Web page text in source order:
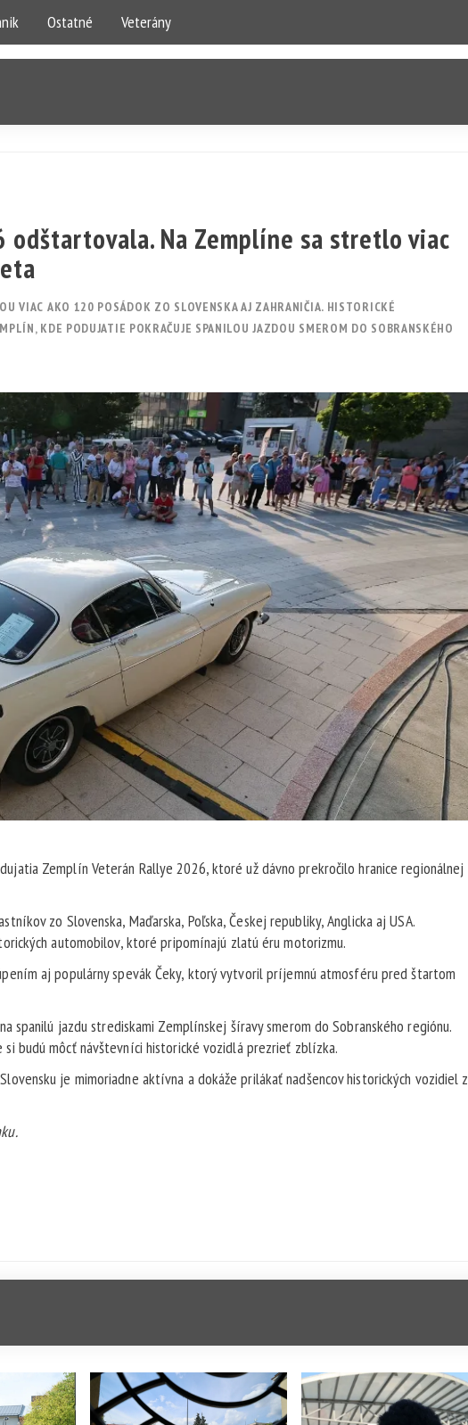
Ostatné Veterány
Na Zemplíne sa stretlo viac
VIAC AKO 120 POSÁDOK ZO SLOVENSKA AJ ZAHRANIČIA. HISTORICKÉ
KDE PODUJATIE POKRAČUJE SPANILOU JAZDOU SMEROM DO SOBRANSKÉHO
Zemplín Veterán Rallye 2026, ktoré už dávno prekročilo hranice regionálnej
zo Slovenska, Maďarska, Poľska, Českej republiky, Anglicka aj USA.
automobilov, ktoré pripomínajú zlatú éru motorizmu.
aj populárny spevák Čeky, ktorý vytvoril príjemnú atmosféru pred štartom
spanilú jazdu strediskami Zemplínskej šíravy smerom do Sobranského regiónu.
budú môcť návštevníci historické vozidlá prezrieť zblízka.
je mimoriadne aktívna a dokáže prilákať nadšencov historických vozidiel z